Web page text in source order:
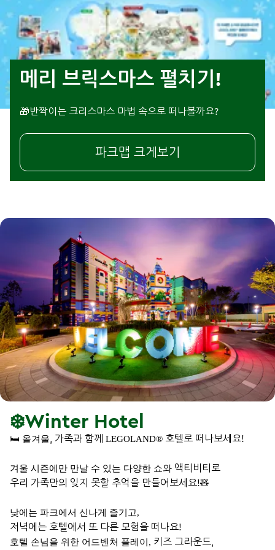
메리 브릭스마스 펼치기!
🎁반짝이는 크리스마스 마법 속으로 떠나볼까요?
파크맵 크게보기
❄️Winter Hotel
🛏️ 올겨울 , 가족과 함께 LEGOLAND® 호텔로 떠나보세요!
겨울 시즌에만 만날 수 있는 다양한 쇼와 액티비티로
우리 가족만의 잊지 못할 추억을 만들어보세요!🧸
낮에는 파크에서 신나게 즐기고,
저녁에는 호텔에서 또 다른 모험을 떠나요!
호텔 손님을 위한 어드벤처 플레이 , 키즈 그라운드,